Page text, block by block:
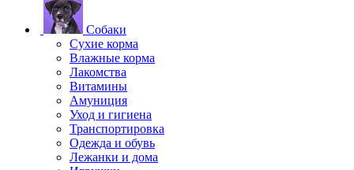
Собаки
Сухие корма
Влажные корма
Лакомства
Витамины
Амуниция
Уход и гигиена
Транспортировка
Одежда и обувь
Лежанки и дома